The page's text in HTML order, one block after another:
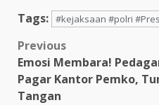
Tags: #kejaksaan #polri
Post
navigation
Previous
Emosi Membara!
Pagar Kantor Pemko,
Tangan